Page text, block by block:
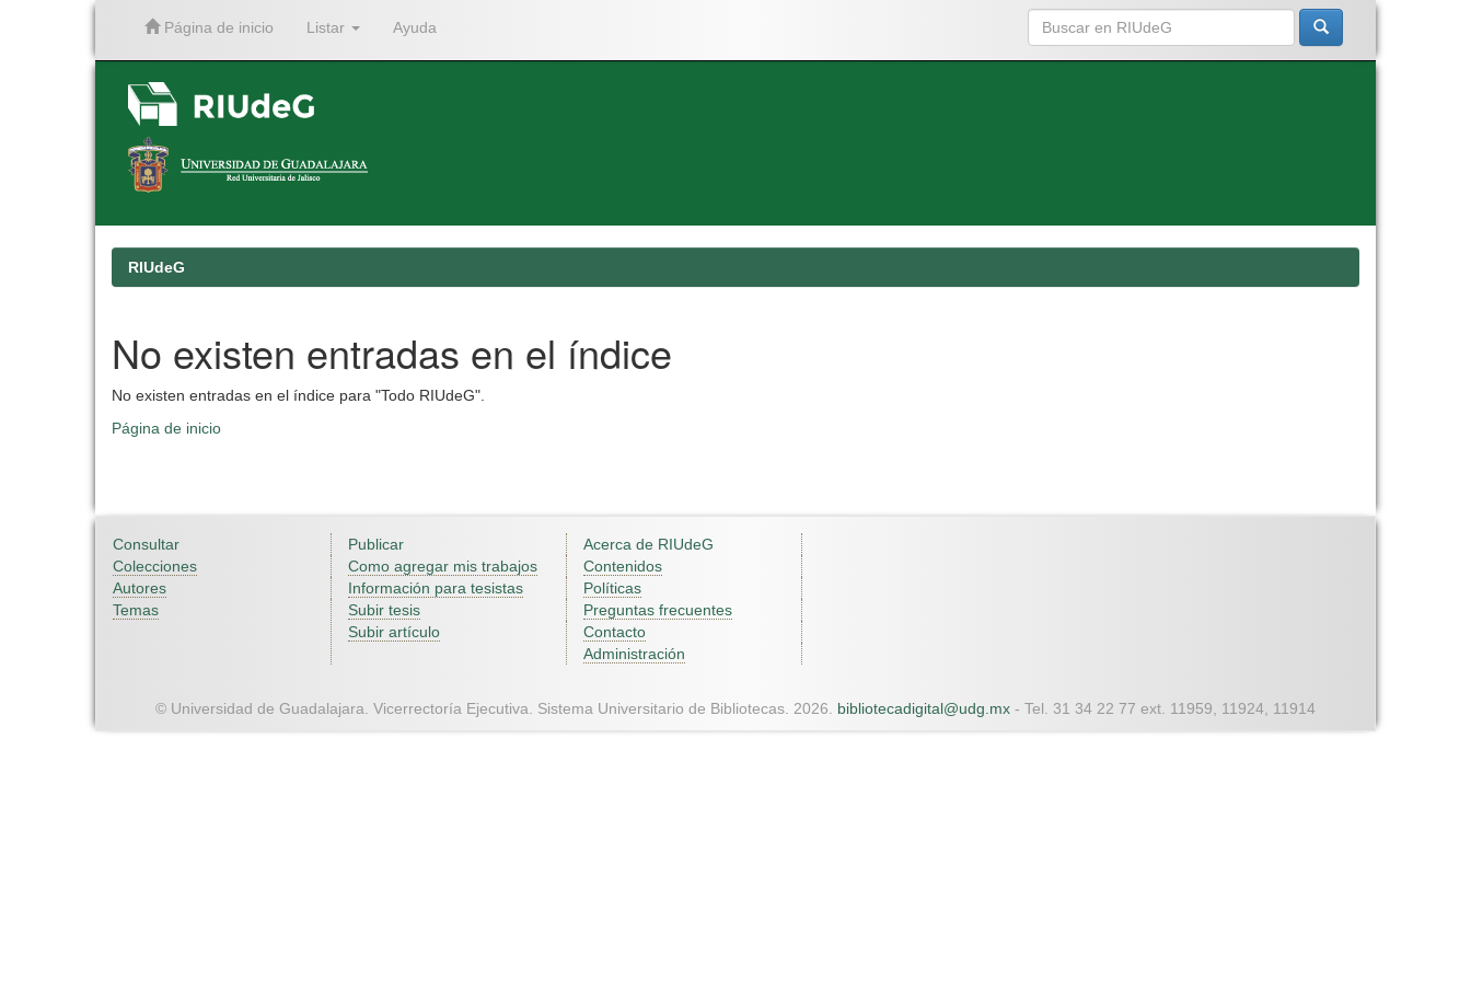
Página de inicio Listar Ayuda
RIUdeG
No existen entradas en el índice
No existen entradas en el índice para "Todo RIUdeG".
Página de inicio
Consultar
Colecciones
Autores
Temas
Publicar
Como agregar mis trabajos
Información para tesistas
Subir tesis
Subir artículo
Acerca de RIUdeG
Contenidos
Políticas
Preguntas frecuentes
Contacto
Administración
© Universidad de Guadalajara. Vicerrectoría Ejecutiva. Sistema Universitario de Bibliotecas. 2026. bibliotecadigital@udg.mx - Tel. 31 34 22 77 ext. 11959, 11924, 11914